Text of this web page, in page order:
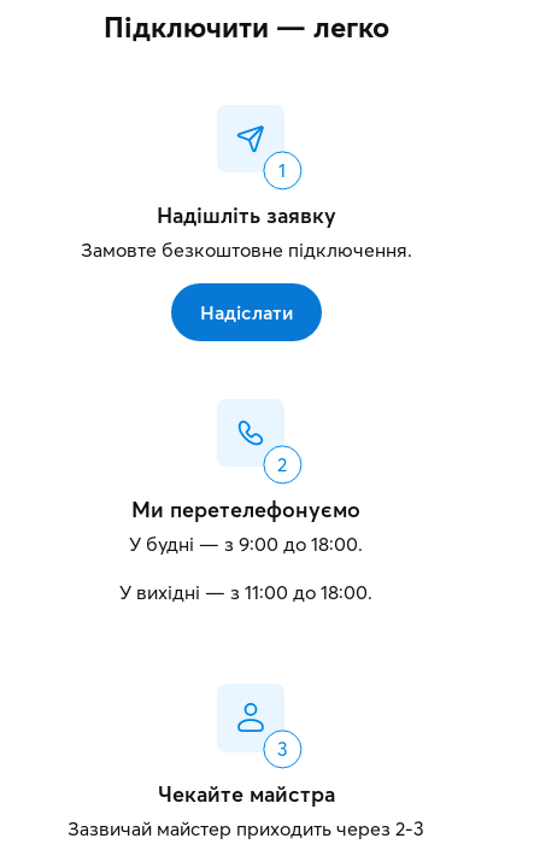
Підключити — легко
Надішліть заявку
Замовте безкоштовне підключення.
Надіслати
Ми перетелефонуємо
У будні — з 9:00 до 18:00.
У вихідні — з 11:00 до 18:00.
Чекайте майстра
Зазвичай майстер приходить через 2-3